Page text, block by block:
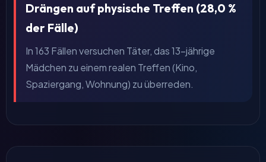
Drängen auf physische Treffen (28,0 %
der Fälle)
In 163 Fällen versuchen Täter, das 13-jährige
Mädchen zu einem realen Treffen (Kino,
Spaziergang, Wohnung) zu überreden.